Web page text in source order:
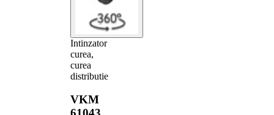
Intinzator
curea,
curea
distributie
VKM